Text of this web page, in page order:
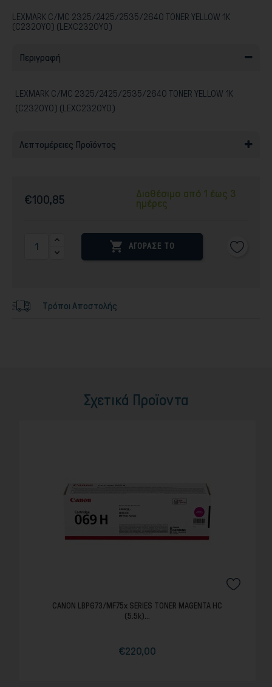
LEXMARK C/MC 2325/2425/2535/2640 TONER YELLOW 1K
(C2320Y0) (LEXC2320Y0)
Περιγραφή
LEXMARK C/MC 2325/2425/2535/2640 TONER YELLOW 1K
(C2320Y0) (LEXC2320Y0)
Λεπτομέρειες Προϊόντος
€100,85
Διαθέσιμο από 1 έως 3
ημέρες
 ΑΓΟΡΑΣΕ ΤΟ
Τρόποι Αποστολής
Σχετικά Προϊοντα
CANON LBP673/MF75x SERIES TONER MAGENTA HC
(5.5k)...
Τιμή
€220,00
Κανονική